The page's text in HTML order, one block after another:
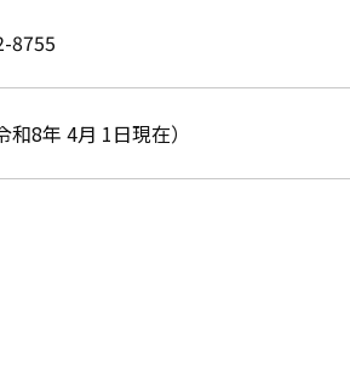
8755
和8年 4月 1日現在）